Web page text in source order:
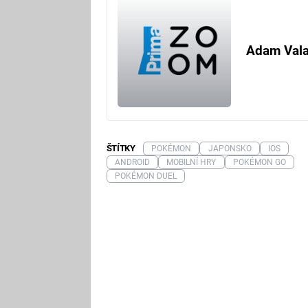
Adam
ŠTÍTKY POKÉMON JAPONSKO
IOS
ANDROID
MOBILNÍ HRY
POKÉMON GO
POKÉMON DUEL